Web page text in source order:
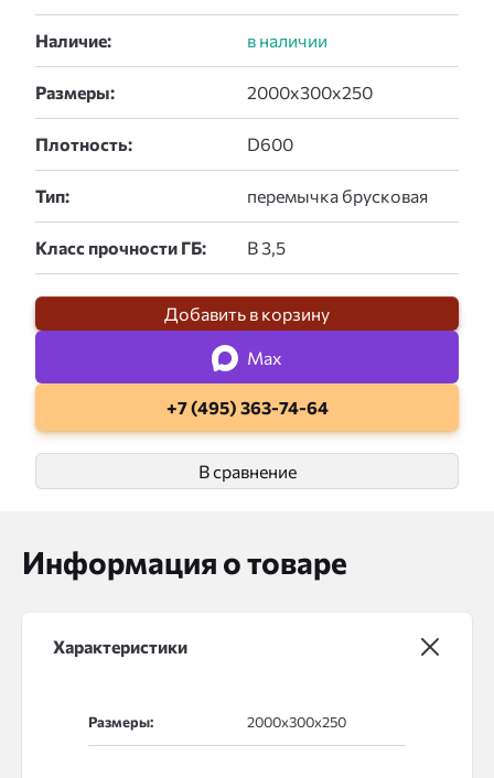
Наличие:
Размеры:
Плотность:
Тип:
Класс прочности ГБ:
Добавить в корзину
Max
+7 (495) 363-74-64
В сравнение
Информация о товаре
Характеристики
Размеры: